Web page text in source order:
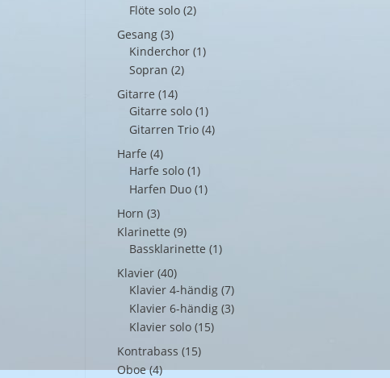
Flöte solo (2)
Gesang (3)
Kinderchor (1)
Sopran (2)
Gitarre (14)
Gitarre solo (1)
Gitarren Trio (4)
Harfe (4)
Harfe solo (1)
Harfen Duo (1)
Horn (3)
Klarinette (9)
Bassklarinette (1)
Klavier (40)
Klavier 4-händig (7)
Klavier 6-händig (3)
Klavier solo (15)
Kontrabass (15)
Oboe (4)